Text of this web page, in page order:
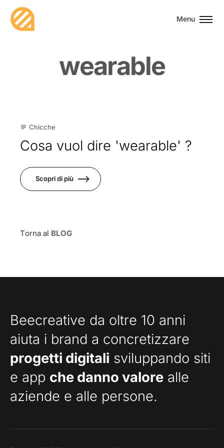
Menu
wearable
22
subject Chicche
Cosa vuol dire 'wearable' ?
Scopri di più
Torna al BLOG
Beecreative da oltre 10 anni
aiuta i brand a concretizzare
progetti digitali sviluppando siti
e app che danno valore alle
aziende e alle persone.